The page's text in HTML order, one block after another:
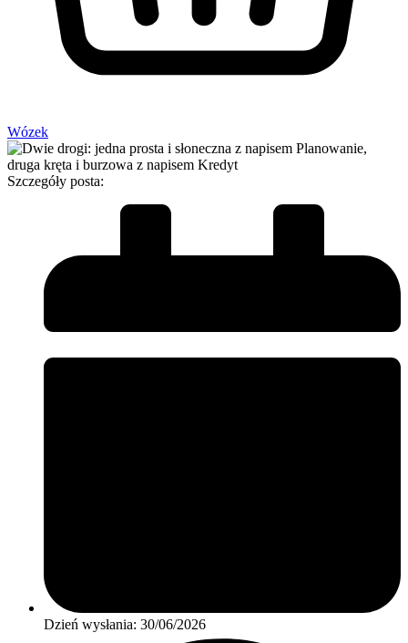
Wózek
Szczegóły posta:
Dzień wysłania: 30/06/2026